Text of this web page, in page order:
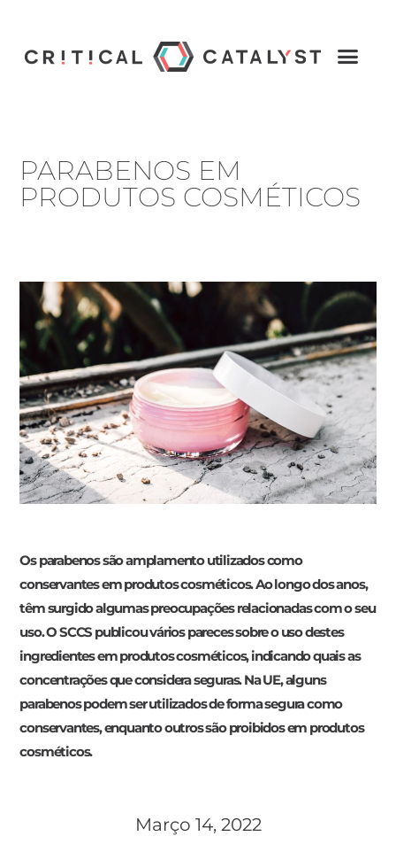
PARABENOS EM
PRODUTOS COSMÉTICOS
Os parabenos são amplamento utilizados como
conservantes em produtos cosméticos. Ao longo dos anos,
têm surgido algumas preocupações relacionadas com o seu
uso. O SCCS publicou vários pareces sobre o uso destes
ingredientes em produtos cosméticos, indicando quais as
concentrações que considera seguras. Na UE, alguns
parabenos podem ser utilizados de forma segura como
conservantes, enquanto outros são proibidos em produtos
cosméticos.
Março 14, 2022